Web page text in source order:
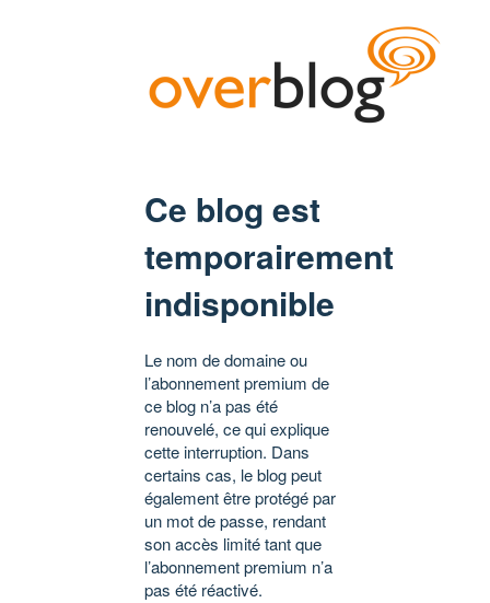
Ce blog est
temporairement
indisponible
Le nom de domaine ou
l’abonnement premium de
ce blog n’a pas été
renouvelé, ce qui explique
cette interruption. Dans
certains cas, le blog peut
également être protégé par
un mot de passe, rendant
son accès limité tant que
l’abonnement premium n’a
pas été réactivé.